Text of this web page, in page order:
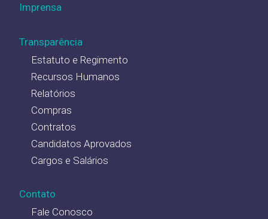
Imprensa
Transparência
Estatuto e Regimento
Recursos Humanos
Relatórios
Compras
Contratos
Candidatos Aprovados
Cargos e Salários
Contato
Fale Conosco